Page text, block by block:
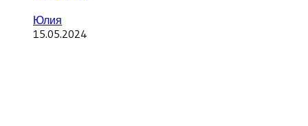
Юлия
15.05.2024